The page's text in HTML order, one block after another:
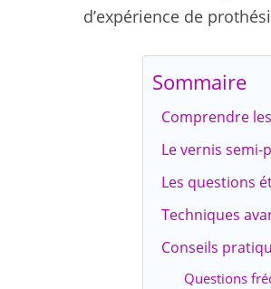
d’expérience de
Sommaire
Comprendre
Le vernis
Les questions
Techniques
Conseils
Questions